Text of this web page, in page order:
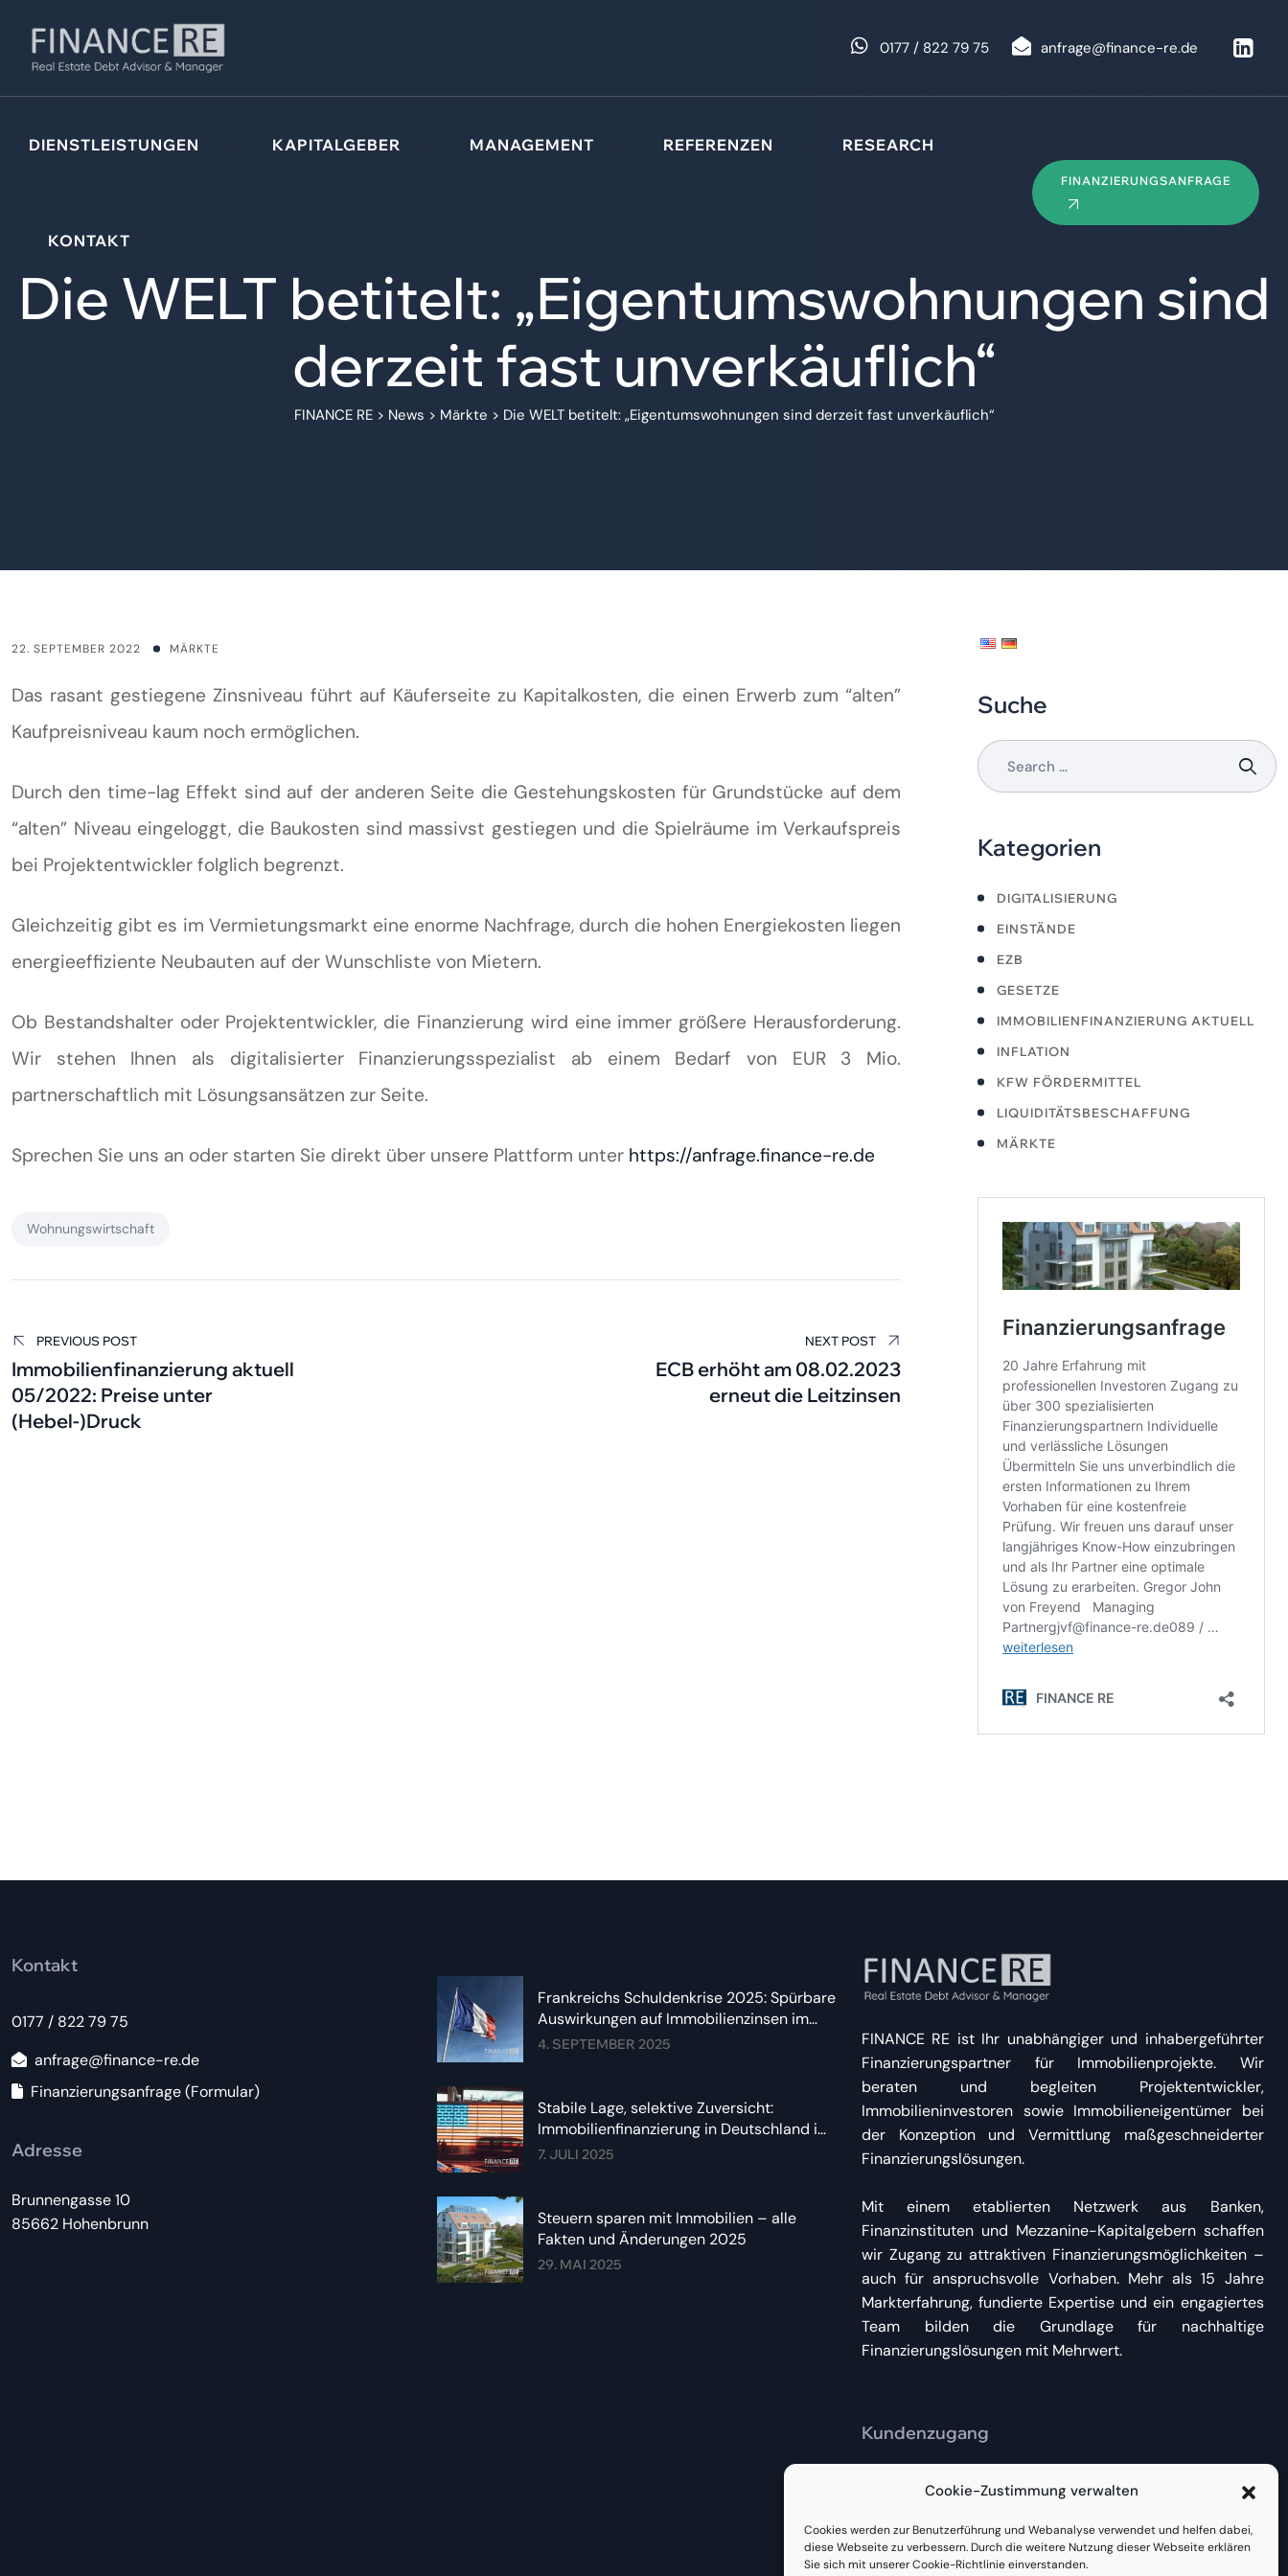
Cookie-Zustimmung verwalten
Cookies werden zur Benutzerführung und Webanalyse verwendet und helfen dabei,
diese Webseite zu verbessern. Durch die weitere Nutzung dieser Webseite erklären
Sie sich mit unserer Cookie-Richtlinie einverstanden.
0177 / 822 79 75 anfrage@finance-re.de
DIENSTLEISTUNGEN KAPITALGEBER MANAGEMENT REFERENZEN RESEARCH
KONTAKT
FINANZIERUNGSANFRAGE
Die WELT betitelt: „Eigentumswohnungen sind
derzeit fast unverkäuflich“
FINANCE RE> News > Märkte > Die WELT betitelt: „Eigentumswohnungen sind derzeit fast unverkäuflich“
22. SEPTEMBER 2022 MÄRKTE
Das rasant gestiegene Zinsniveau führt auf Käuferseite zu Kapitalkosten, die einen Erwerb zum “alten”
Kaufpreisniveau kaum noch ermöglichen.
Durch den time-lag Effekt sind auf der anderen Seite die Gestehungskosten für Grundstücke auf dem
“alten” Niveau eingeloggt, die Baukosten sind massivst gestiegen und die Spielräume im Verkaufspreis
bei Projektentwickler folglich begrenzt.
Gleichzeitig gibt es im Vermietungsmarkt eine enorme Nachfrage, durch die hohen Energiekosten liegen
energieeffiziente Neubauten auf der Wunschliste von Mietern.
Ob Bestandshalter oder Projektentwickler, die Finanzierung wird eine immer größere Herausforderung.
Wir stehen Ihnen als digitalisierter Finanzierungsspezialist ab einem Bedarf von EUR 3 Mio.
partnerschaftlich mit Lösungsansätzen zur Seite.
Sprechen Sie uns an oder starten Sie direkt über unsere Plattform unter https://anfrage.finance-re.de
Wohnungswirtschaft
PREVIOUS POST
Immobilienfinanzierung aktuell
05/2022: Preise unter
(Hebel-)Druck
NEXT POST
ECB erhöht am 08.02.2023
erneut die Leitzinsen
Suche
Kategorien
DIGITALISIERUNG
EINSTÄNDE
EZB
GESETZE
IMMOBILIENFINANZIERUNG AKTUELL
INFLATION
KFW FÖRDERMITTEL
LIQUIDITÄTSBESCHAFFUNG
MÄRKTE
Kontakt
0177 / 822 79 75
anfrage@finance-re.de
Finanzierungsanfrage (Formular)
Adresse
Brunnengasse 10
85662 Hohenbrunn
Frankreichs Schuldenkrise 2025: Spürbare
Auswirkungen auf Immobilienzinsen im
Euroraum
4. SEPTEMBER 2025
Stabile Lage, selektive Zuversicht:
Immobilienfinanzierung in Deutschland im
Sommer 2025
7. JULI 2025
Steuern sparen mit Immobilien – alle
Fakten und Änderungen 2025
29. MAI 2025
FINANCE RE ist Ihr unabhängiger und inhabergeführter
Finanzierungspartner für Immobilienprojekte. Wir
beraten und begleiten Projektentwickler,
Immobilieninvestoren sowie Immobilieneigentümer bei
der Konzeption und Vermittlung maßgeschneiderter
Finanzierungslösungen.
Mit einem etablierten Netzwerk aus Banken,
Finanzinstituten und Mezzanine-Kapitalgebern schaffen
wir Zugang zu attraktiven Finanzierungsmöglichkeiten –
auch für anspruchsvolle Vorhaben. Mehr als 15 Jahre
Markterfahrung, fundierte Expertise und ein engagiertes
Team bilden die Grundlage für nachhaltige
Finanzierungslösungen mit Mehrwert.
Kundenzugang
Bestehende Kunden finden hier direkt Zugang
zu